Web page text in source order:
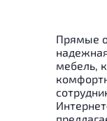
Прямые
мебель,